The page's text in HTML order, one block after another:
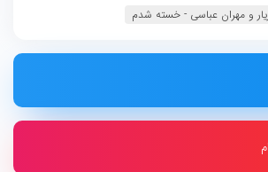
و مهران عباسی - خسته شدم